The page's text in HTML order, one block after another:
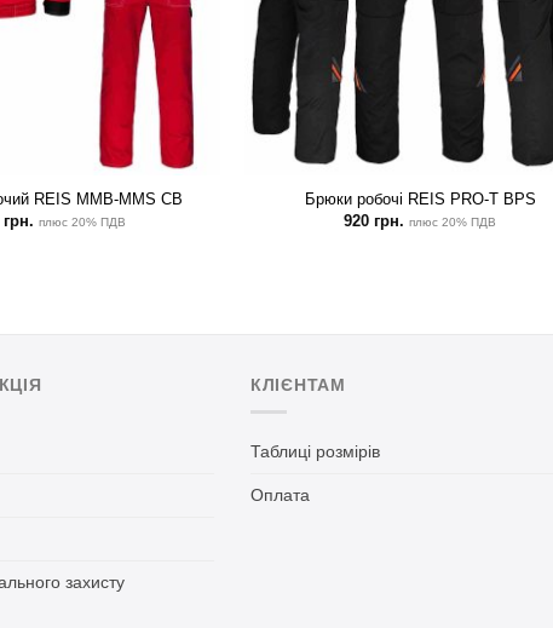
REIS MMB-MMS CB
грн. плюс 20% ПДВ
Брюки робочі REIS PRO-T BPS
920 грн. плюс 20% ПДВ
захисту
КЛІЄНТАМ
Таблиці розмірів
Оплата